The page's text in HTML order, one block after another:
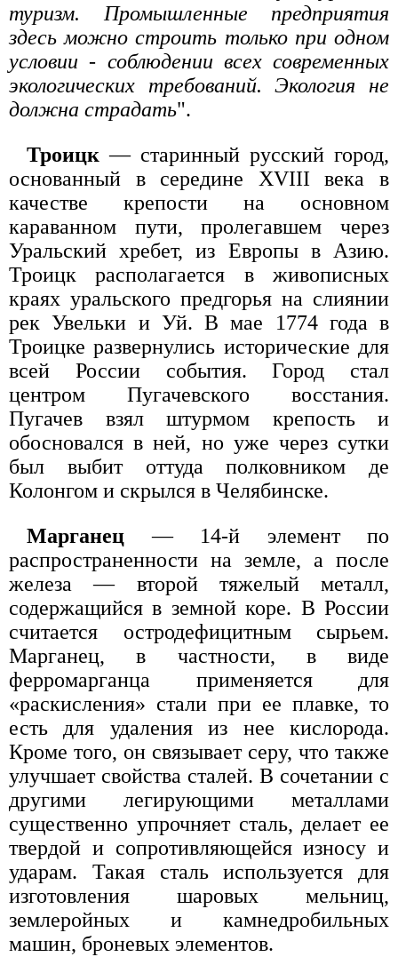
туризм. Промышленные предприятия
здесь можно строить только при одном
условии - соблюдении всех современных
экологических требований. Экология не
должна страдать".
Троицк— старинный русский город,
основанный в середине XVIII века в
качестве крепости на основном
караванном пути, пролегавшем через
Уральский хребет, из Европы в Азию.
Троицк располагается в живописных
краях уральского предгорья на слиянии
рек Увельки и Уй. В мае 1774 года в
Троицке развернулись исторические для
всей России события. Город стал
центром Пугачевского восстания.
Пугачев взял штурмом крепость и
обосновался в ней, но уже через сутки
был выбит оттуда полковником де
Колонгом и скрылся в Челябинске.
Марганец — 14-й элемент по
распространенности на земле, а после
железа — второй тяжелый металл,
содержащийся в земной коре. В России
считается остродефицитным сырьем.
Марганец, в частности, в виде
ферромарганца применяется для
«раскисления» стали при ее плавке, то
есть для удаления из нее кислорода.
Кроме того, он связывает серу, что также
улучшает свойства сталей. В сочетании с
другими легирующими металлами
существенно упрочняет сталь, делает ее
твердой и сопротивляющейся износу и
ударам. Такая сталь используется для
изготовления шаровых мельниц,
землеройных и камнедробильных
машин, броневых элементов.